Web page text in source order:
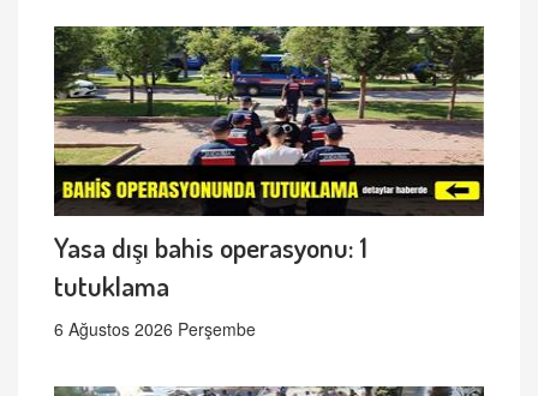
Yasa dışı bahis operasyonu: 1
tutuklama
6 Ağustos 2026 Perşembe